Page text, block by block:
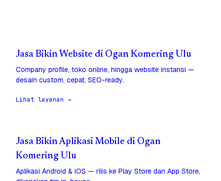
Jasa Bikin Website di Ogan Komering Ulu
Company profile, toko online, hingga website instansi —
desain custom, cepat, SEO-ready.
Lihat layanan →
Jasa Bikin Aplikasi Mobile di Ogan
Komering Ulu
Aplikasi Android & iOS — rilis ke Play Store dan App Store,